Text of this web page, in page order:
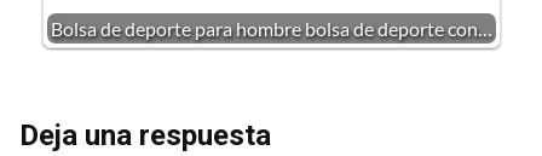
Bolsa de deporte para hombre bolsa de deporte con…
Deja una respuesta